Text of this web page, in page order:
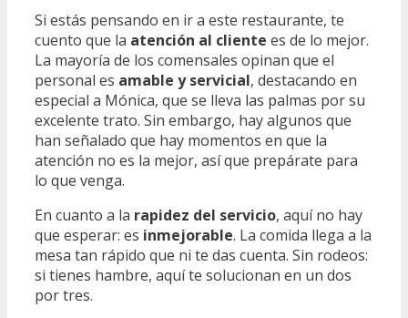
Si estás pensando en ir a este restaurante, te
cuento que la atención al cliente es de lo mejor.
La mayoría de los comensales opinan que el
personal es amable y servicial, destacando en
especial a Mónica, que se lleva las palmas por su
excelente trato. Sin embargo, hay algunos que
han señalado que hay momentos en que la
atención no es la mejor, así que prepárate para
lo que venga.
En cuanto a la rapidez del servicio, aquí no hay
que esperar: es inmejorable. La comida llega a la
mesa tan rápido que ni te das cuenta. Sin rodeos:
si tienes hambre, aquí te solucionan en un dos
por tres.